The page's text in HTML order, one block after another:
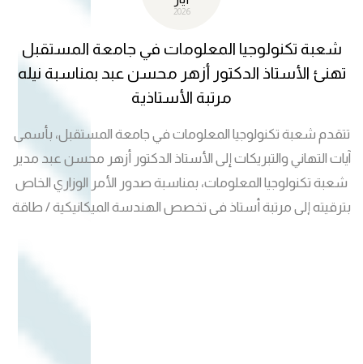
2026
شعبة تكنولوجيا المعلومات في جامعة المستقبل
تهنئ الأستاذ الدكتور أزهر محسن عبد بمناسبة نيله
مرتبة الأستاذية
تتقدم شعبة تكنولوجيا المعلومات في جامعة المستقبل، بأسمى
آيات التهاني والتبريكات إلى الأستاذ الدكتور أزهر محسن عبد مدير
شعبة تكنولوجيا المعلومات، بمناسبة صدور الأمر الوزاري الخاص
بترقيته إلى مرتبة أستاذ في تخصص الهندسة الميكانيكية / طاقة